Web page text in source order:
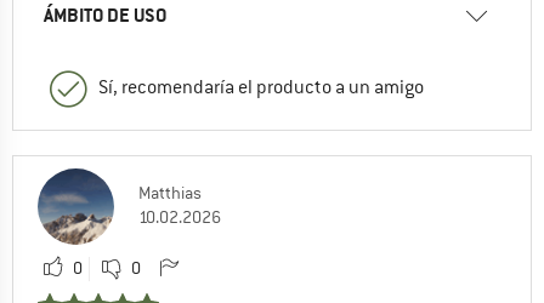
ÁMBITO DE USO
Sí, recomendaría el producto a un amigo
Matthias
10.02.2026
0 0